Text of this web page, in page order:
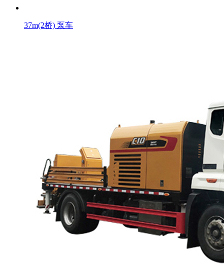
37m(2桥) 泵车